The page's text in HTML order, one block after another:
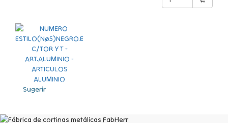
Sugerir